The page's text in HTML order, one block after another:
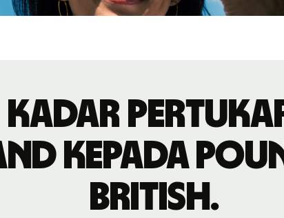
kadar
kepada
British.